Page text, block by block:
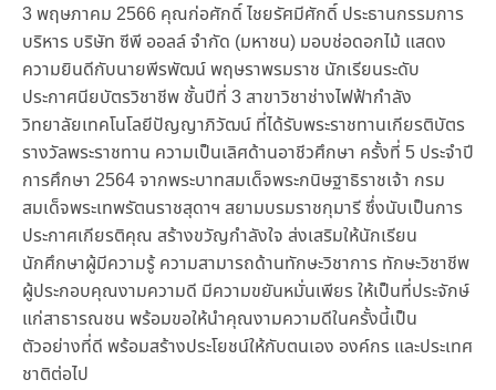
3 พฤษภาคม 2566 คุณก่อศักดิ์ ไชยรัศมีศักดิ์ ประธานกรรมการ
บริหาร บริษัท ซีพี ออลล์ จำกัด (มหาชน) มอบช่อดอกไม้ แสดง
ความยินดีกับนายพีรพัฒน์ พฤษราพรมราช นักเรียนระดับ
ประกาศนียบัตรวิชาชีพ ชั้นปีที่ 3 สาขาวิชาช่างไฟฟ้ากำลัง
วิทยาลัยเทคโนโลยีปัญญาภิวัฒน์ ที่ได้รับพระราชทานเกียรติบัตร
รางวัลพระราชทาน ความเป็นเลิศด้านอาชีวศึกษา ครั้งที่ 5 ประจำปี
การศึกษา 2564 จากพระบาทสมเด็จพระกนิษฐาธิราชเจ้า กรม
สมเด็จพระเทพรัตนราชสุดาฯ สยามบรมราชกุมารี ซึ่งนับเป็นการ
ประกาศเกียรติคุณ สร้างขวัญกำลังใจ ส่งเสริมให้นักเรียน
นักศึกษาผู้มีความรู้ ความสามารถด้านทักษะวิชาการ ทักษะวิชาชีพ
ผู้ประกอบคุณงามความดี มีความขยันหมั่นเพียร ให้เป็นที่ประจักษ์
แก่สาธารณชน พร้อมขอให้นำคุณงามความดีในครั้งนี้เป็น
ตัวอย่างที่ดี พร้อมสร้างประโยชน์ให้กับตนเอง องค์กร และประเทศ
ชาติต่อไป